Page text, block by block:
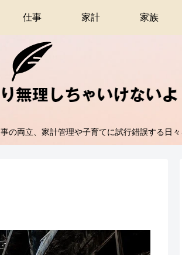
の両立、家計管理や子育てに試行錯誤する日々
仕事 家計 家族